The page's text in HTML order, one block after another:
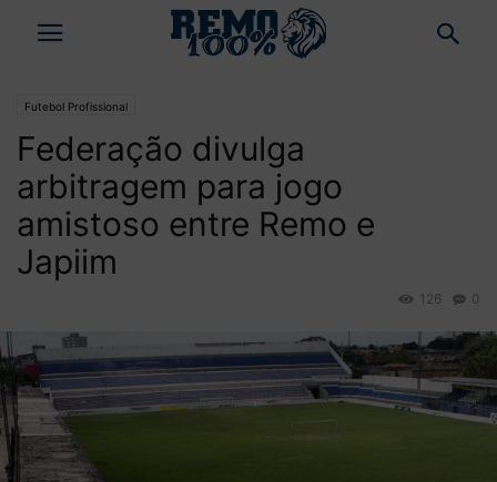
Futebol Profissional
Federação divulga
arbitragem para jogo
amistoso entre Remo e
Japiim
0
126